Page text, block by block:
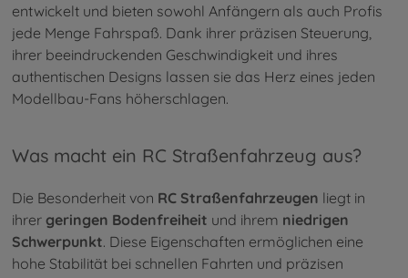
entwickelt und bieten sowohl Anfängern als auch Profis
jede Menge Fahrspaß. Dank ihrer präzisen Steuerung,
ihrer beeindruckenden Geschwindigkeit und ihres
authentischen Designs lassen sie das Herz eines jeden
Modellbau-Fans höherschlagen.
Was macht ein RC Straßenfahrzeug aus?
Die Besonderheit von RC Straßenfahrzeugen liegt in
ihrer geringen Bodenfreiheit und ihrem niedrigen
Schwerpunkt. Diese Eigenschaften ermöglichen eine
hohe Stabilität bei schnellen Fahrten und präzisen